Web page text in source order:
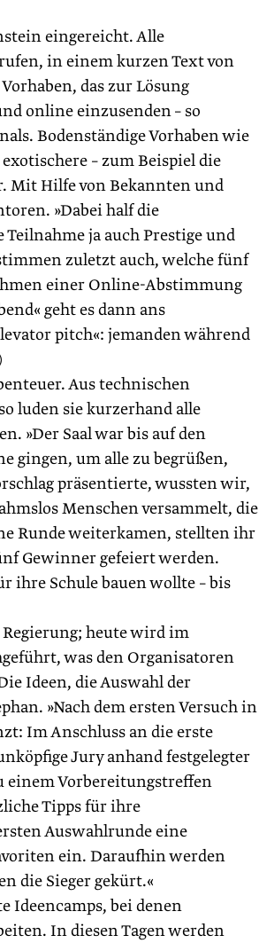
eingereicht. Alle
in einem kurzen Text von
das zur Lösung
online einzusenden – so
Bodenständige Vorhaben wie
– zum Beispiel die
Mit Hilfe von Bekannten und
»Dabei half die
ja auch Prestige und
zuletzt auch, welche fünf
einer Online-Abstimmung
geht es dann ans
pitch«: jemanden während
Aus technischen
luden sie kurzerhand alle
»Der Saal war bis auf den
gingen, um alle zu begrüßen,
präsentierte, wussten wir,
Menschen versammelt, die
Runde weiterkamen, stellten ihr
Gewinner gefeiert werden.
ihre Schule bauen wollte – bis
Regierung; heute wird im
was den Organisatoren
Ideen, die Auswahl der
»Nach dem ersten Versuch in
Im Anschluss an die erste
Jury anhand festgelegter
einem Vorbereitungstreffen
Tipps für ihre
Auswahlrunde eine
ein. Daraufhin werden
die Sieger gekürt.«
Ideencamps, bei denen
In diesen Tagen werden